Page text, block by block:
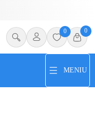
0 0
MENIU